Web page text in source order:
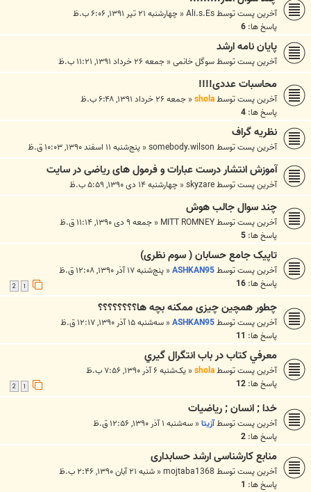
آخرین پست توسطAli.s.Es
« چهارشنبه ۲۱ تیر ۱۳۹۱, ۶:۰۶ ب.ظ
پاسخ ها: 6
پایان نامه ارشد
آخرین پست توسطسوگل خانمی« جمعه ۲۶ خرداد ۱۳۹۱, ۱۱:۲۱ ب.ظ
محاسبات عددی!!!!
آخرین پست توسطshola
« جمعه ۲۶ خرداد ۱۳۹۱, ۶:۴۸ ب.ظ
پاسخ ها: 4
نظریه گراف
آخرین پست توسطsomebody.wilson
« پنج‌شنبه ۱۱ اسفند ۱۳۹۰, ۱۰:۰۳ ق.ظ
آموزش انتشار درست عبارات و فرمول های ریاضی در سایت
آخرین پست توسطskyzare
« چهارشنبه ۱۴ دی ۱۳۹۰, ۵:۵۹ ب.ظ
چند سوال جالب هوش
آخرین پست توسطMITT ROMNEY
« جمعه ۹ دی ۱۳۹۰, ۱۱:۱۴ ق.ظ
پاسخ ها: 5
تاپیک جامع حسابان ( سوم نظری)
آخرین پست توسطASHKAN95
« پنج‌شنبه ۱۷ آذر ۱۳۹۰, ۱۲:۰۸ ق.ظ
پاسخ ها: 16
چطور همچین چیزی ممکنه بچه ها؟؟؟؟؟؟؟؟
آخرین پست توسطASHKAN95
« سه‌شنبه ۱۵ آذر ۱۳۹۰, ۱۲:۱۷ ق.ظ
پاسخ ها: 11
معرفي کتاب در باب انتگرال گيري
آخرین پست توسطshola
« یک‌شنبه ۶ آذر ۱۳۹۰, ۷:۵۶ ب.ظ
پاسخ ها: 12
خدا ; انسان ; ریاضیات
آخرین پست توسطآزیتا« سه‌شنبه ۱ آذر ۱۳۹۰, ۱۲:۵۶ ق.ظ
پاسخ ها: 2
منابع کارشناسی ارشد حسابداری
آخرین پست توسطmojtaba1368
« شنبه ۲۱ آبان ۱۳۹۰, ۲:۴۶ ب.ظ
پاسخ ها: 1